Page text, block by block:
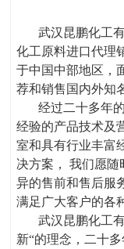
武汉昆鹏化工有
化工原料进口代理
于中国中部地区，
荐和销售国内外知
经过二十多年的
经验的产品技术及
室和具有行业丰富
决方案， 我们愿
异的售前和售后服
满足广大客户的各
武汉昆鹏化工有
新“的理念，二十